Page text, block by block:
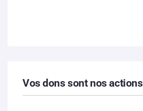
Vos dons sont nos actions